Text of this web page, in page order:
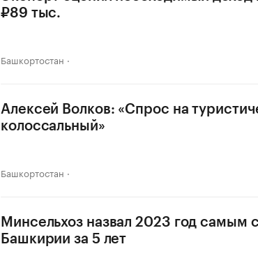
₽89 тыс.
Башкортостан
Алексей Волков: «Спрос на
колоссальный»
Башкортостан
Минсельхоз назвал 2023 год самым
Башкирии за 5 лет